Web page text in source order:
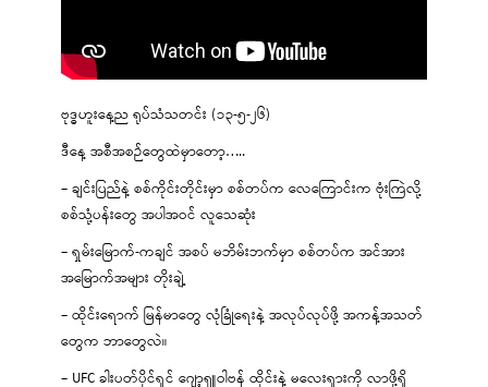
ဗုဒ္ဓဟူးနေ့ည ရုပ်သံသတင်း (၁၃-၅-၂၆)
ဒီနေ့ အစီအစဉ်တွေထဲမှာတော့…..
– ချင်းပြည်နဲ့ စစ်ကိုင်းတိုင်းမှာ စစ်တပ်က လေကြောင်းက ဗုံးကြဲလို့
စစ်သုံ့ပန်းတွေ အပါအဝင် လူသေဆုံး
– ရှမ်းမြောက်-ကချင် အစပ် မဘိမ်းဘက်မှာ စစ်တပ်က အင်အား
အမြောက်အများ တိုးချဲ့
– ထိုင်းရောက် မြန်မာတွေ လုံခြုံရေးနဲ့ အလုပ်လုပ်ဖို့ အကန့်အသတ်
တွေက ဘာတွေလဲ။
– UFC ခါးပတ်ပိုင်ရှင် ဂျော့ရှူဝါဗန် ထိုင်းနဲ့ မလေးရှားကို လာဖို့ရှိ